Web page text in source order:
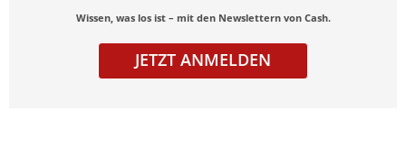
Wissen, was los ist – mit den Newslettern von Cash.
JETZT ANMELDEN